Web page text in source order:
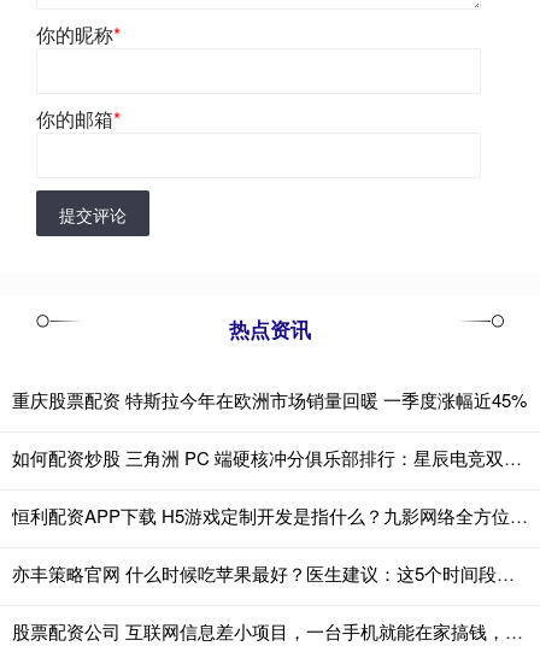
你的昵称*
你的邮箱*
提交评论
热点资讯
重庆股票配资 特斯拉今年在欧洲市场销量回暖 一季度涨幅近45%
如何配资炒股 三角洲 PC 端硬核冲分俱乐部排行：星辰电竞双雄领跑，高阶玩家闭眼选
恒利配资APP下载 H5游戏定制开发是指什么？九影网络全方位解析
亦丰策略官网 什么时候吃苹果最好？医生建议：这5个时间段最合适，早了解早受益！
股票配资公司 互联网信息差小项目，一台手机就能在家搞钱，你了解过吗？